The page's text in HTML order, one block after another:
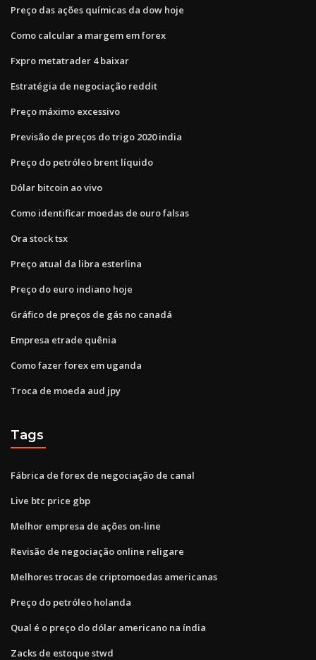
Preço das ações químicas da dow hoje
Como calcular a margem em forex
Fxpro metatrader 4 baixar
Estratégia de negociação reddit
Preço máximo excessivo
Previsão de preços do trigo 2020 india
Preço do petróleo brent líquido
Dólar bitcoin ao vivo
Como identificar moedas de ouro falsas
Ora stock tsx
Preço atual da libra esterlina
Preço do euro indiano hoje
Gráfico de preços de gás no canadá
Empresa etrade quênia
Como fazer forex em uganda
Troca de moeda aud jpy
Tags
Fábrica de forex de negociação de canal
Live btc price gbp
Melhor empresa de ações on-line
Revisão de negociação online religare
Melhores trocas de criptomoedas americanas
Preço do petróleo holanda
Qual é o preço do dólar americano na índia
Zacks de estoque stwd